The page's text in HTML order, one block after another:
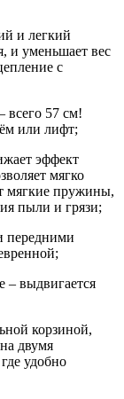
и легкий
и уменьшает вес
с
всего 57 см!
или лифт;
эффект
мягко
мягкие пружины,
пыли и грязи;
передними
– выдвигается
корзиной,
двумя
удобно